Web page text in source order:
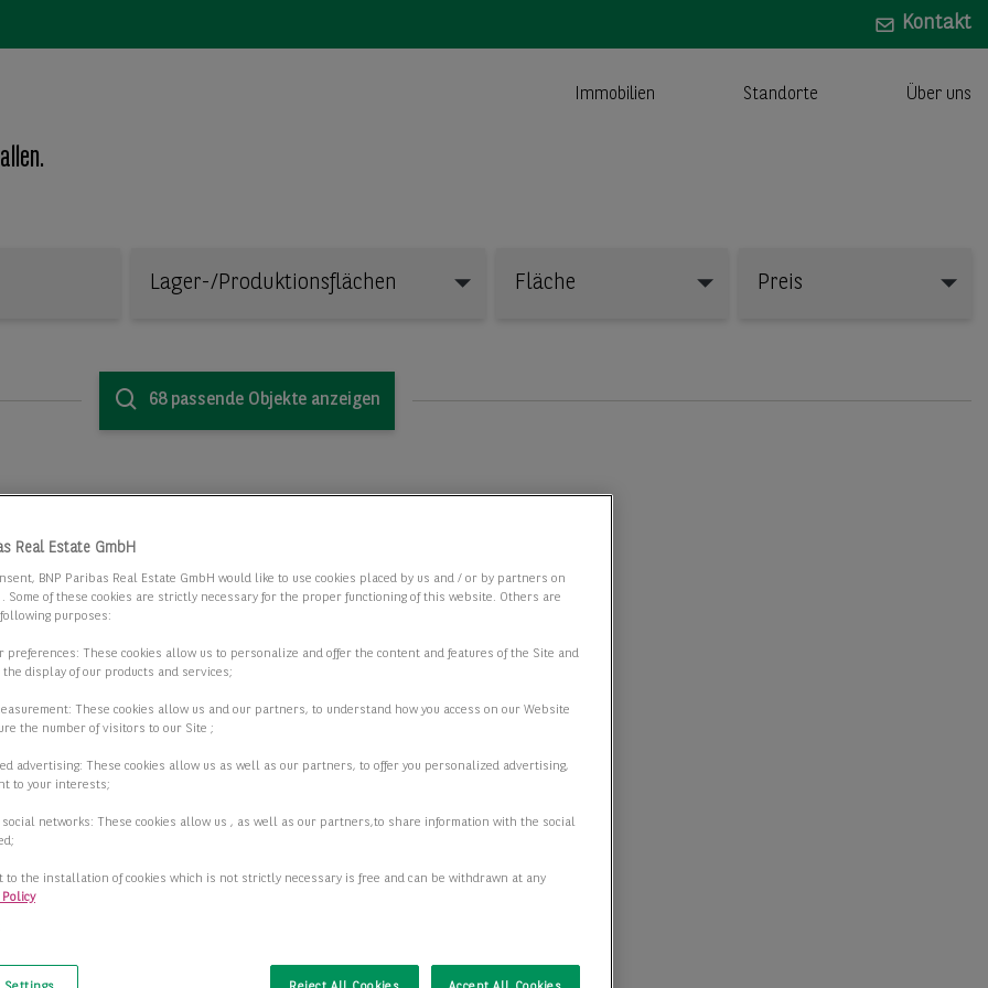
Kontakt
Immobilien Standorte Über uns
Lager-/Produktionsflächen Fläche Preis
68 passende Objekte anzeigen
im Norden von Leipzig mit
Krostitz
Produktionsfläche 38.600,00 m 2
ab 6.286,00 m2
Preis auf Anfrage
Real Estate GmbH
BNP Paribas Real Estate GmbH would like to use cookies placed by us and / or by partners on
Some of these cookies are strictly necessary for the proper functioning of this website. Others are
purposes:
preferences: These cookies allow us to personalize and offer the content and features of the Site and
display of our products and services;
These cookies allow us and our partners, to understand how you access on our Website
the number of visitors to our Site ;
advertising: These cookies allow us as well as our partners, to offer you personalized advertising,
to your interests;
networks: These cookies allow us , as well as our partners,to share information with the social
to the installation of cookies which is not strictly necessary is free and can be withdrawn at any
Policy